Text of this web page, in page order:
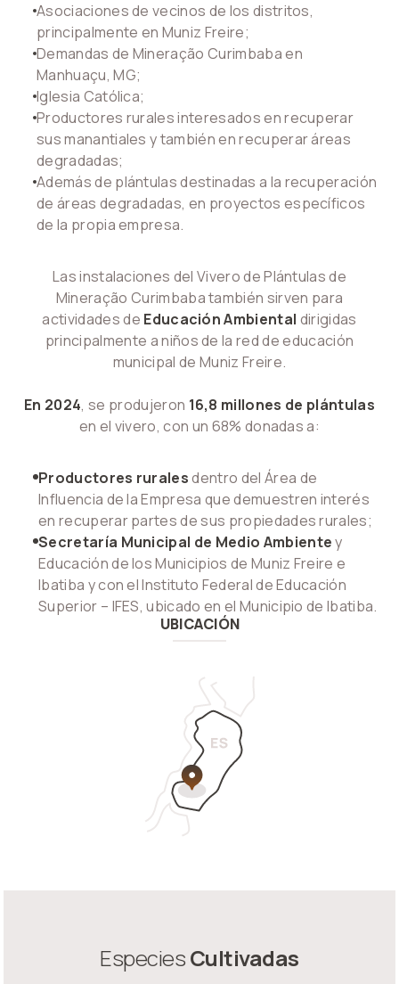
Asociaciones de vecinos de los distritos,
principalmente en Muniz Freire;
Demandas de Mineração Curimbaba en
Manhuaçu, MG;
Iglesia Católica;
Productores rurales interesados en recuperar
sus manantiales y también en recuperar áreas
degradadas;
Además de plántulas destinadas a la recuperación
de áreas degradadas, en proyectos específicos
de la propia empresa.
Las instalaciones del Vivero de Plántulas de
Mineração Curimbaba también sirven para
actividades de Educación Ambiental dirigidas
principalmente a niños de la red de educación
municipal de Muniz Freire.
En 2024, se produjeron 16,8 millones de plántulas
en el vivero, con un 68% donadas a:
Productores ruralesdentro del Área de
Influencia de la Empresa que demuestren interés
en recuperar partes de sus propiedades rurales;
Secretaría Municipal de Medio Ambientey
Educación de los Municipios de Muniz Freire e
Ibatiba y con el Instituto Federal de Educación
Superior – IFES, ubicado en el Municipio de Ibatiba.
UBICACIÓN
EspeciesCultivadas